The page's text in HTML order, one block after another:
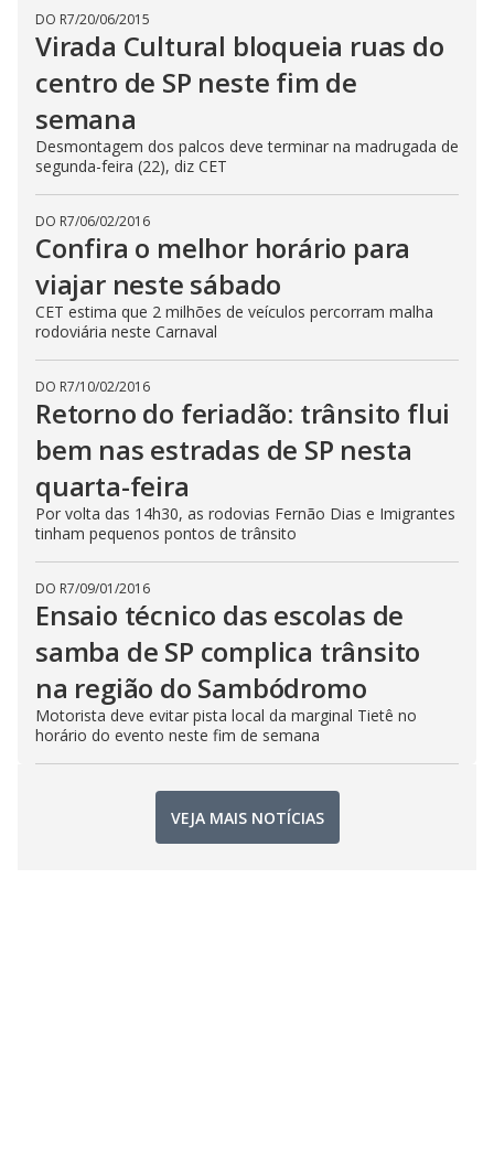
DO R7/20/06/2015
Virada Cultural bloqueia ruas do
centro de SP neste fim de
semana
Desmontagem dos palcos deve terminar na madrugada de
segunda-feira (22), diz CET
DO R7/06/02/2016
Confira o melhor horário para
viajar neste sábado
CET estima que 2 milhões de veículos percorram malha
rodoviária neste Carnaval
DO R7/10/02/2016
Retorno do feriadão: trânsito flui
bem nas estradas de SP nesta
quarta-feira
Por volta das 14h30, as rodovias Fernão Dias e Imigrantes
tinham pequenos pontos de trânsito
DO R7/09/01/2016
Ensaio técnico das escolas de
samba de SP complica trânsito
na região do Sambódromo
Motorista deve evitar pista local da marginal Tietê no
horário do evento neste fim de semana
VEJA MAIS NOTÍCIAS